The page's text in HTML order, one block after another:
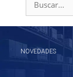
NOVEDADES